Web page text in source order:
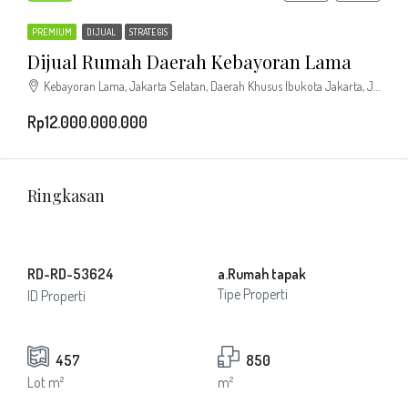
PREMIUM DIJUAL STRATEGIS
Dijual Rumah Daerah Kebayoran Lama
Kebayoran Lama, Jakarta Selatan, Daerah Khusus Ibukota Jakarta, Jawa, 12240, Indonesia
Rp12.000.000.000
Ringkasan
RD-RD-53624
ID Properti
a.Rumah tapak
Tipe Properti
457
Lot m²
850
m²